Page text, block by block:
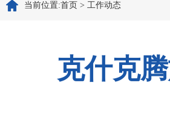
当前位置:首页 > 工作动态
克什克